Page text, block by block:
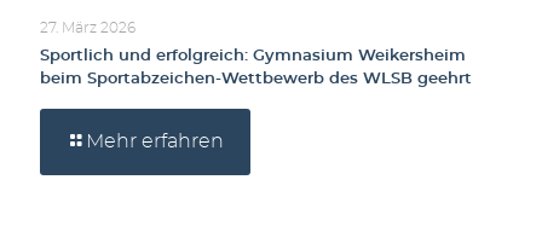
27. März 2026
Sportlich und erfolgreich: Gymnasium Weikersheim
beim Sportabzeichen-Wettbewerb des WLSB geehrt
Mehr erfahren